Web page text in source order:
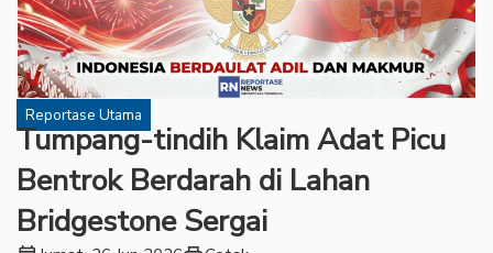
Reportase Utama
Tumpang-tindih Klaim Adat Picu
Bentrok Berdarah di Lahan
Bridgestone Sergai